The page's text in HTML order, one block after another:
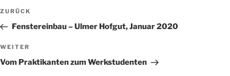
Beitragsnavigation
Vorheriger
Beitrag
ZURÜCK
Fenstereinbau – Ulmer Hofgut, Januar 2020
Nächster
Beitrag
WEITER
Vom Praktikanten zum Werkstudenten